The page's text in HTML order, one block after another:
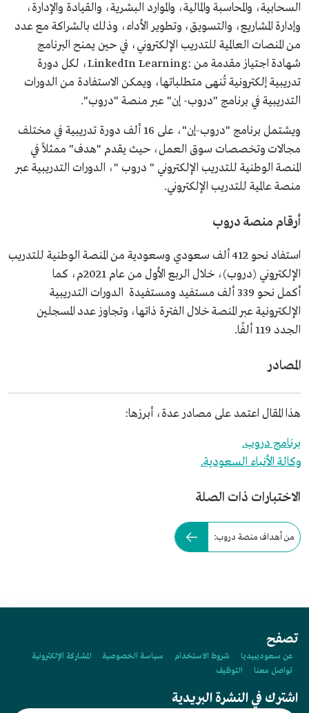
السحابية، والمحاسبة والمالية، والموارد البشرية، والقيادة والإدارة،
وإدارة المشاريع، والتسويق، وتطوير الأداء، وذلك بالشراكة مع عدد
من المنصات العالمية للتدريب الإلكتروني، في حين يمنح البرنامج
شهادة اجتياز مقدمة من :LinkedIn Learning، لكل دورة
تدريبية إلكترونية تُنهى متطلباتها، ويمكن الاستفادة من الدورات
التدريبية في برنامج "دروب- إن" عبر منصة "دروب".
ويشتمل برنامج "دروب-إن"، على 16 ألف دورة تدريبية في مختلف
مجالات وتخصصات سوق العمل، حيث يقدم "هدف" ممثلاً في
المنصة الوطنية للتدريب الإلكتروني " دروب "، الدورات التدريبية عبر
منصة عالمية للتدريب الإلكتروني.
أرقام منصة دروب
استفاد نحو 412 ألف سعودي وسعودية من المنصة الوطنية للتدريب
الإلكتروني (دروب)، خلال الربع الأول من عام 2021م، كما
أكمل نحو 339 ألف مستفيد ومستفيدة الدورات التدريبية
الإلكترونية عبر المنصة خلال الفترة ذاتها، وتجاوز عدد المسجلين
الجدد 119 ألفًا.
المصادر
هذا المقال اعتمد على مصادر عدة، أبرزها:
برنامج دروب.
وكالة الأنباء السعودية.
الاختبارات ذات الصلة
من أهداف منصة دروب:
تصفح
عن سعوديبيديا شروط الاستخدام سياسة الخصوصية
المشاركة الإلكترونية
تواصل معنا
التوظيف
اشترك في النشرة البريدية